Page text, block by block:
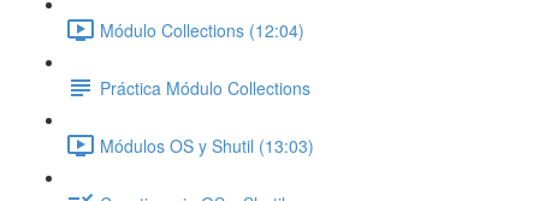
Módulo Collections (12:04)
Práctica Módulo Collections
Módulos OS y Shutil (13:03)